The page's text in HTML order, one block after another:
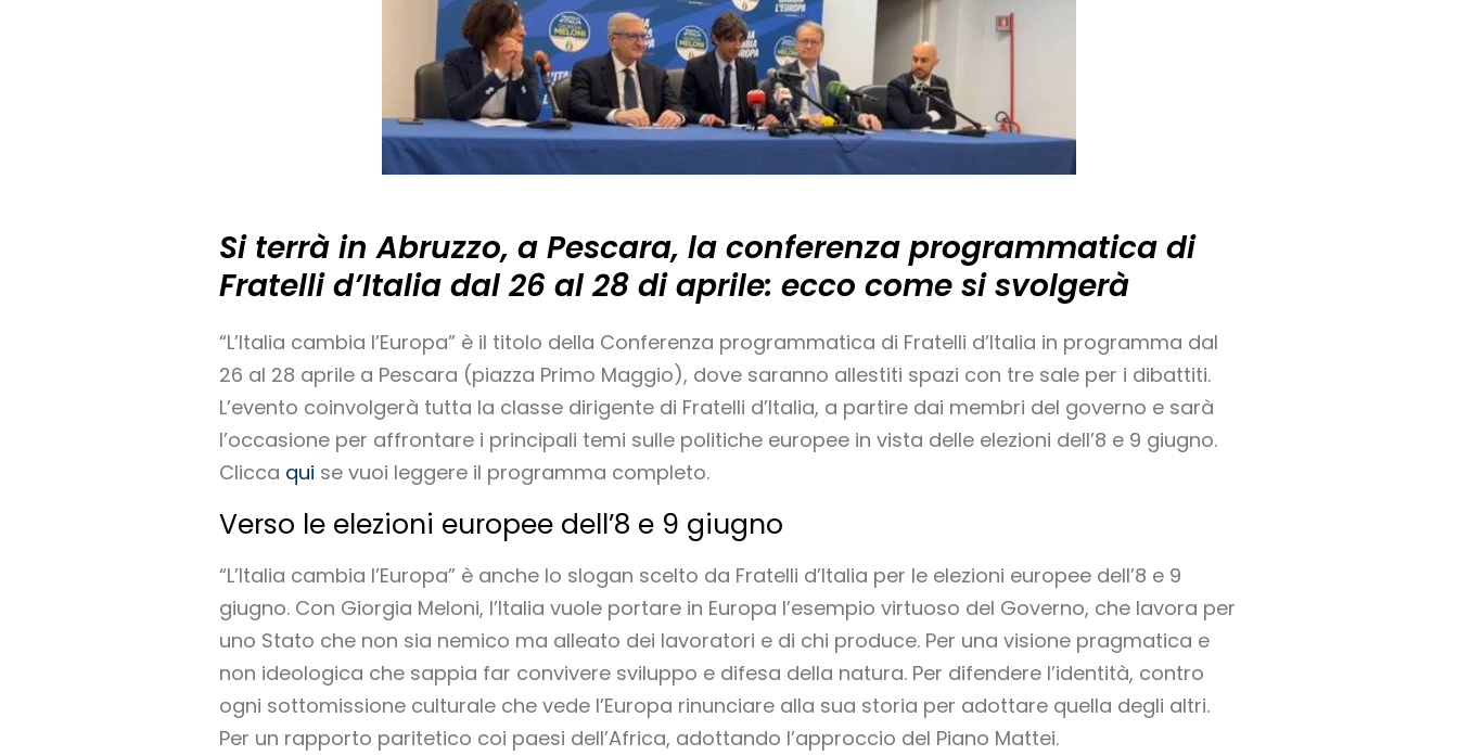
Si terrà in Abruzzo, a Pescara, la conferenza programmatica di
Fratelli d’Italia dal 26 al 28 di aprile: ecco come si svolgerà
“L’Italia cambia l’Europa” è il titolo della Conferenza programmatica di Fratelli d’Italia in programma dal
26 al 28 aprile a Pescara (piazza Primo Maggio), dove saranno allestiti spazi con tre sale per i dibattiti.
L’evento coinvolgerà tutta la classe dirigente di Fratelli d’Italia, a partire dai membri del governo e sarà
l’occasione per affrontare i principali temi sulle politiche europee in vista delle elezioni dell’8 e 9 giugno.
Clicca qui se vuoi leggere il programma completo.
Verso le elezioni europee dell’8 e 9 giugno
“L’Italia cambia l’Europa” è anche lo slogan scelto da Fratelli d’Italia per le elezioni europee dell’8 e 9
giugno. Con Giorgia Meloni, l’Italia vuole portare in Europa l’esempio virtuoso del Governo, che lavora per
uno Stato che non sia nemico ma alleato dei lavoratori e di chi produce. Per una visione pragmatica e
non ideologica che sappia far convivere sviluppo e difesa della natura. Per difendere l’identità, contro
ogni sottomissione culturale che vede l’Europa rinunciare alla sua storia per adottare quella degli altri.
Per un rapporto paritetico coi paesi dell’Africa, adottando l’approccio del Piano Mattei.